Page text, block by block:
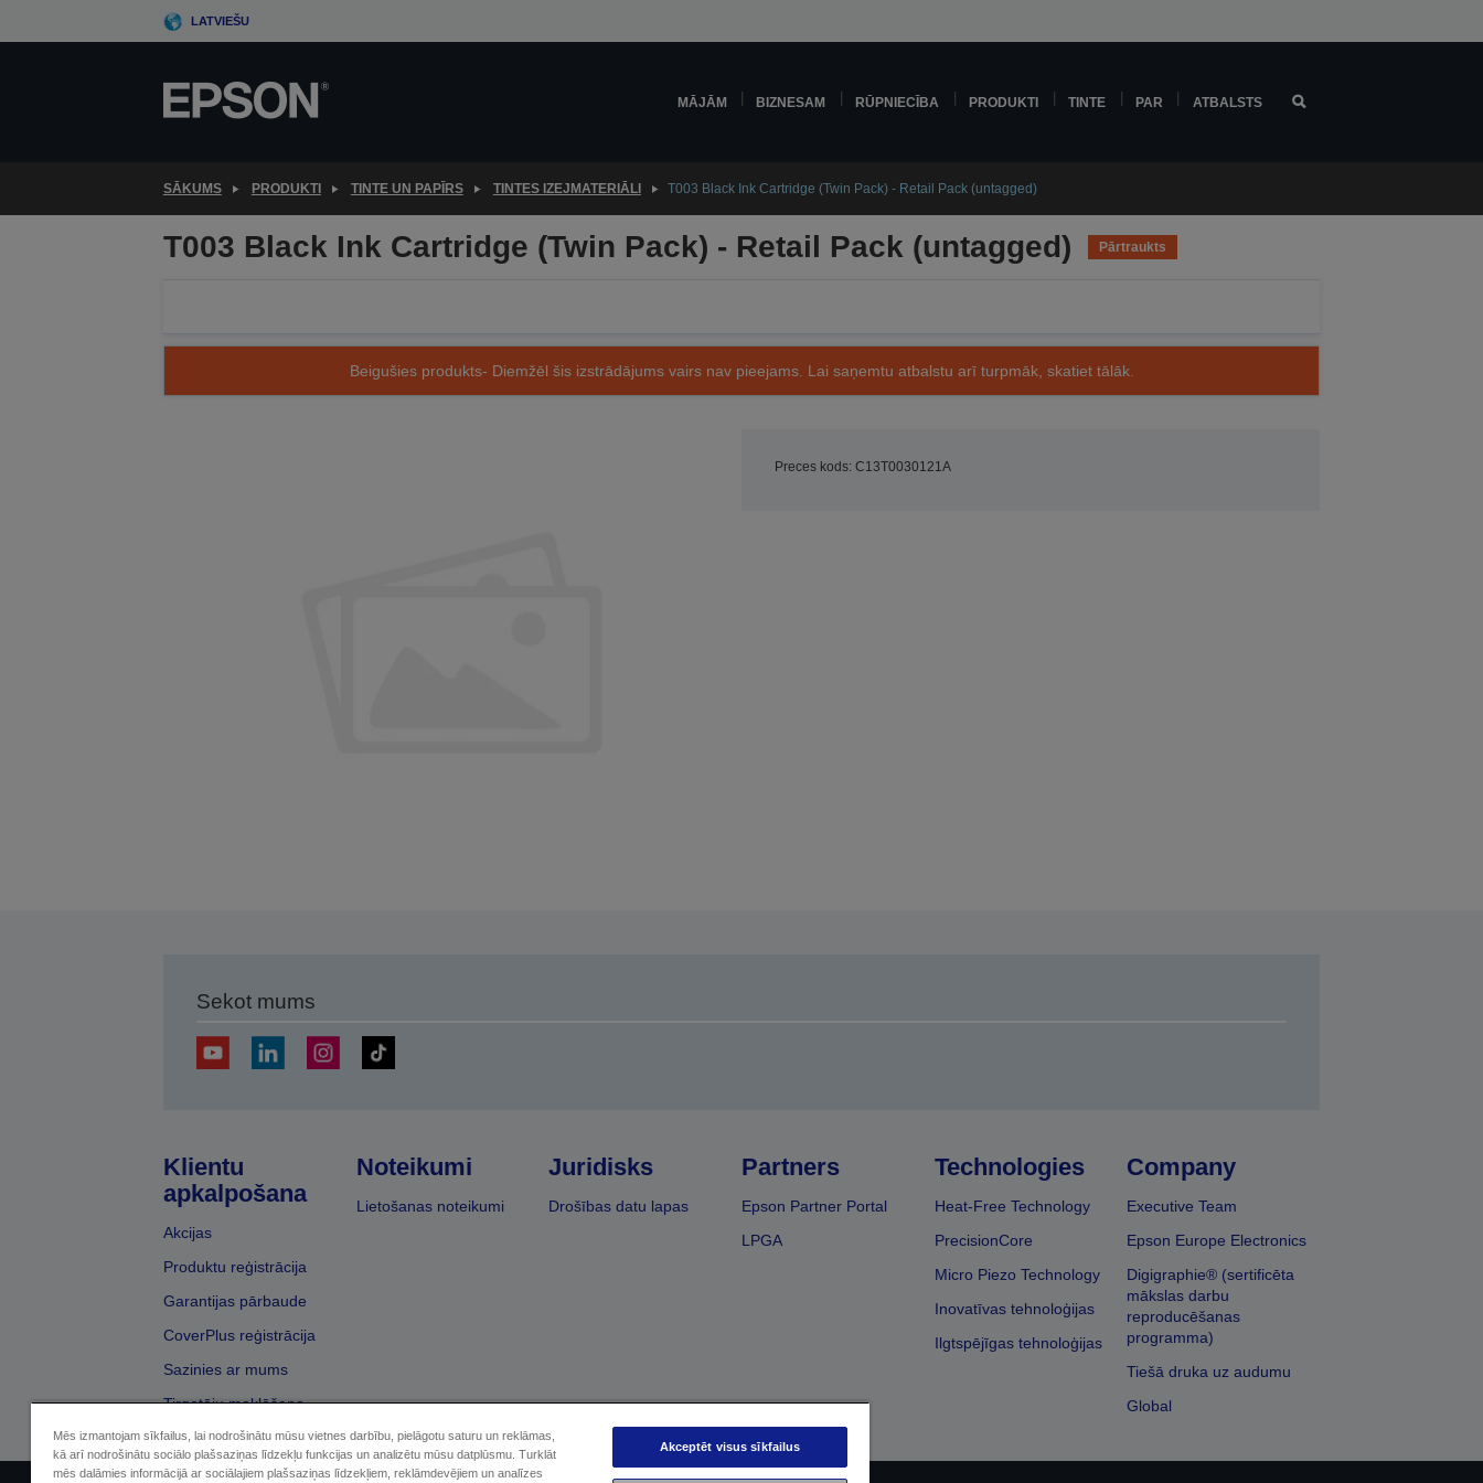
to
LATVIEŠU
MĀJĀM BIZNESAM RŪPNIECĪBA PRODUKTI TINTE PAR ATBALSTS
SĀKUMS PRODUKTI TINTE UN PAPĪRS TINTES IZEJMATERIĀLI T003 Black Ink Cartridge (Twin Pack) - Retail Pack (untagged)
T003 Black Ink Cartridge (Twin Pack) - Retail Pack (untagged) Pārtraukts
Beigušies produkts- Diemžēl šis izstrādājums vairs nav pieejams. Lai saņemtu atbalstu arī turpmāk, skatiet tālāk.
Preces kods: C13T0030121A
Sekot mums
Klientu
apkalpošana
Akcijas
Produktu reģistrācija
Garantijas pārbaude
CoverPlus reģistrācija
Sazinies ar mums
Tirgotāju meklēšana
Noteikumi
Lietošanas noteikumi
Juridisks
Drošības datu lapas
Partners
Epson Partner Portal
LPGA
Technologies
Heat-Free Technology
PrecisionCore
Micro Piezo Technology
Inovatīvas tehnoloģijas
Ilgtspējīgas tehnoloģijas
Company
Executive Team
Epson Europe Electronics
Digigraphie® (sertificēta
mākslas darbu
reproducēšanas
programma)
Tiešā druka uz audumu
Global
Mēs izmantojam sīkfailus, lai nodrošinātu mūsu vietnes darbību, pielāgotu saturu un reklāmas,
kā arī nodrošinātu sociālo plašsaziņas līdzekļu funkcijas un analizētu mūsu datplūsmu. Turklāt
mēs dalāmies informācijā ar sociālajiem plašsaziņas līdzekļiem, reklāmdevējiem un analīzes
Akceptēt visus sīkfailus